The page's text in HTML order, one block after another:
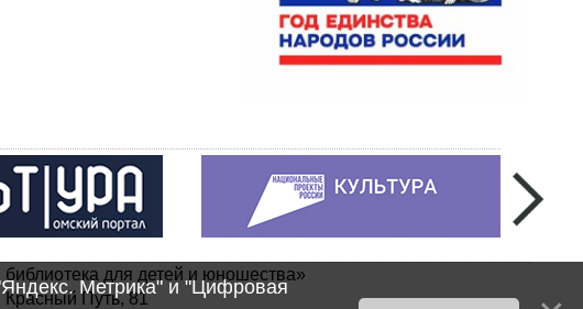
для детей и юношества»
Красный Путь, 81
Метрика" и "Цифровая